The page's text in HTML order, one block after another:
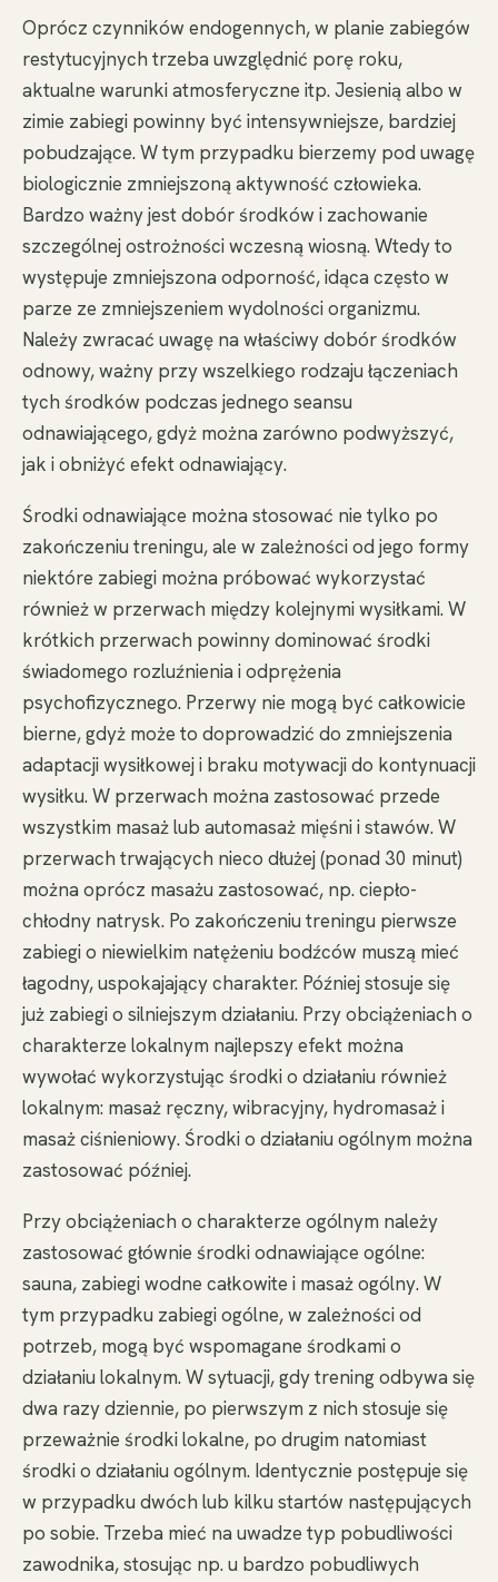
Oprócz czynników endogennych, w planie zabiegów
restytucyjnych trzeba uwzględnić porę roku,
aktualne warunki atmosferyczne itp. Jesienią albo w
zimie zabiegi powinny być intensywniejsze, bardziej
pobudzające. W tym przypadku bierzemy pod uwagę
biologicznie zmniejszoną aktywność człowieka.
Bardzo ważny jest dobór środków i zachowanie
szczególnej ostrożności wczesną wiosną. Wtedy to
występuje zmniejszona odporność, idąca często w
parze ze zmniejszeniem wydolności organizmu.
Należy zwracać uwagę na właściwy dobór środków
odnowy, ważny przy wszelkiego rodzaju łączeniach
tych środków podczas jednego seansu
odnawiającego, gdyż można zarówno podwyższyć,
jak i obniżyć efekt odnawiający.
Środki odnawiające można stosować nie tylko po
zakończeniu treningu, ale w zależności od jego formy
niektóre zabiegi można próbować wykorzystać
również w przerwach między kolejnymi wysiłkami. W
krótkich przerwach powinny dominować środki
świadomego rozluźnienia i odprężenia
psychofizycznego. Przerwy nie mogą być całkowicie
bierne, gdyż może to doprowadzić do zmniejszenia
adaptacji wysiłkowej i braku motywacji do kontynuacji
wysiłku. W przerwach można zastosować przede
wszystkim masaż lub automasaż mięśni i stawów. W
przerwach trwających nieco dłużej (ponad 30 minut)
można oprócz masażu zastosować, np. ciepło-
chłodny natrysk. Po zakończeniu treningu pierwsze
zabiegi o niewielkim natężeniu bodźców muszą mieć
łagodny, uspokajający charakter. Później stosuje się
już zabiegi o silniejszym działaniu. Przy obciążeniach o
charakterze lokalnym najlepszy efekt można
wywołać wykorzystując środki o działaniu również
lokalnym: masaż ręczny, wibracyjny, hydromasaż i
masaż ciśnieniowy. Środki o działaniu ogólnym można
zastosować później.
Przy obciążeniach o charakterze ogólnym należy
zastosować głównie środki odnawiające ogólne:
sauna, zabiegi wodne całkowite i masaż ogólny. W
tym przypadku zabiegi ogólne, w zależności od
potrzeb, mogą być wspomagane środkami o
działaniu lokalnym. W sytuacji, gdy trening odbywa się
dwa razy dziennie, po pierwszym z nich stosuje się
przeważnie środki lokalne, po drugim natomiast
środki o działaniu ogólnym. Identycznie postępuje się
w przypadku dwóch lub kilku startów następujących
po sobie. Trzeba mieć na uwadze typ pobudliwości
zawodnika, stosując np. u bardzo pobudliwych